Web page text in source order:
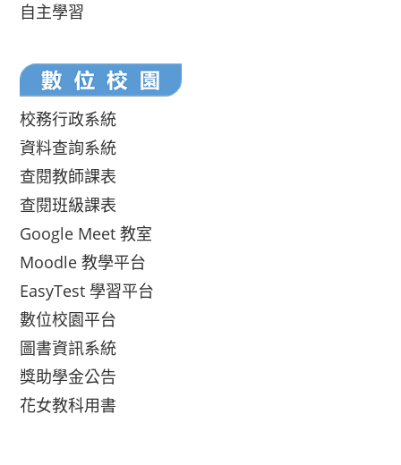
自主學習
校務行政系統
資料查詢系統
查閱教師課表
查閱班級課表
Google Meet 教室
Moodle 教學平台
EasyTest 學習平台
數位校園平台
圖書資訊系統
獎助學金公告
花女教科用書